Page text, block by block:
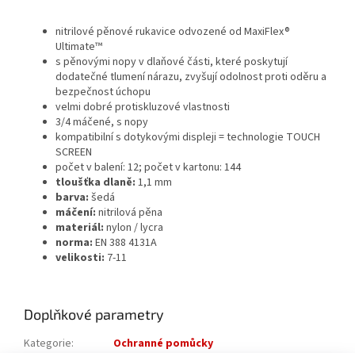
nitrilové pěnové rukavice odvozené od MaxiFlex®
Ultimate™
s pěnovými nopy v dlaňové části, které poskytují
dodatečné tlumení nárazu, zvyšují odolnost proti oděru a
bezpečnost úchopu
velmi dobré protiskluzové vlastnosti
3/4 máčené, s nopy
kompatibilní s dotykovými displeji = technologie TOUCH
SCREEN
počet v balení: 12; počet v kartonu: 144
tloušťka dlaně: 1,1 mm
barva: šedá
máčení: nitrilová pěna
materiál: nylon / lycra
norma: EN 388 4131A
velikosti: 7-11
Doplňkové parametry
Kategorie: Ochranné pomůcky